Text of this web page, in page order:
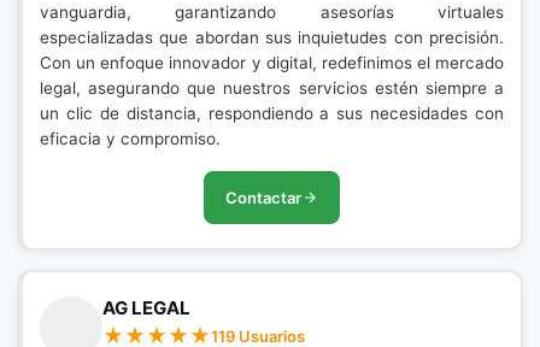
vanguardia, garantizando asesorías virtuales
especializadas que abordan sus inquietudes con precisión.
Con un enfoque innovador y digital, redefinimos el mercado
legal, asegurando que nuestros servicios estén siempre a
un clic de distancia, respondiendo a sus necesidades con
eficacia y compromiso.
Contactar
AG LEGAL
119 Usuarios